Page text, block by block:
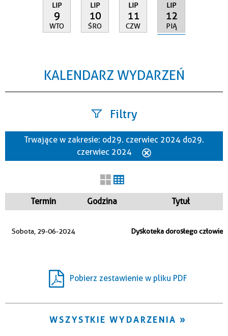
LIP
9
WTO
LIP
10
ŚRO
LIP
11
CZW
LIP
12
PIĄ
KALENDARZ WYDARZEŃ
Filtry
Szukana fraza
Trwające w zakresie: od 29. czerwiec 2024 do 29.
czerwiec 2024
Termin Godzina Tytuł
Sobota, 29-06-2024 Dyskoteka dorosłego
Pobierz zestawienie w pliku PDF
WSZYSTKIE WYDARZENIA